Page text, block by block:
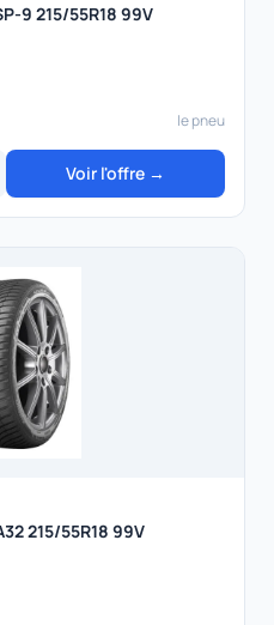
9 215/55R18 99V
le pneu
Voir l'offre →
215/55R18 99V